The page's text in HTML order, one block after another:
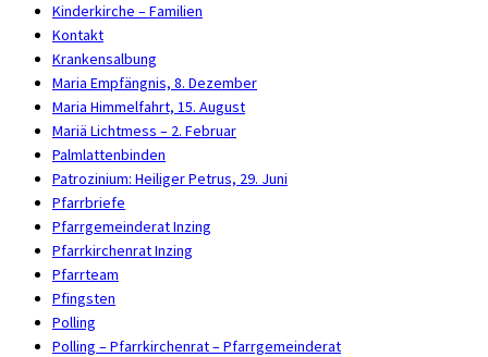
Kinderkirche – Familien
Kontakt
Krankensalbung
Maria Empfängnis, 8. Dezember
Maria Himmelfahrt, 15. August
Mariä Lichtmess – 2. Februar
Palmlattenbinden
Patrozinium: Heiliger Petrus, 29. Juni
Pfarrbriefe
Pfarrgemeinderat Inzing
Pfarrkirchenrat Inzing
Pfarrteam
Pfingsten
Polling
Polling – Pfarrkirchenrat – Pfarrgemeinderat